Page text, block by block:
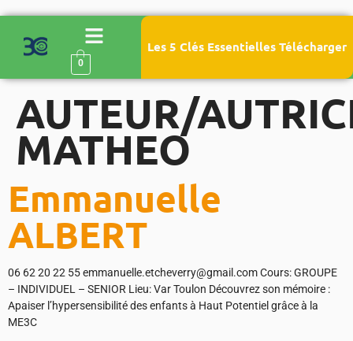
0
Les 5 Clés Essentielles Télécharger
AUTEUR/
MATHEO
Emmanuelle
ALBERT
06 62 20 22 55 emmanuelle.etcheverry@gmail.com Cours: GROUPE
– INDIVIDUEL – SENIOR Lieu: Var Toulon Découvrez son mémoire :
Apaiser l’hypersensibilité des enfants à Haut Potentiel grâce à la
ME3C